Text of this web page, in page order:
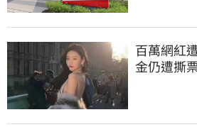
百萬網紅
金仍遭撕